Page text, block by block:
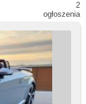
2
ogłoszenia